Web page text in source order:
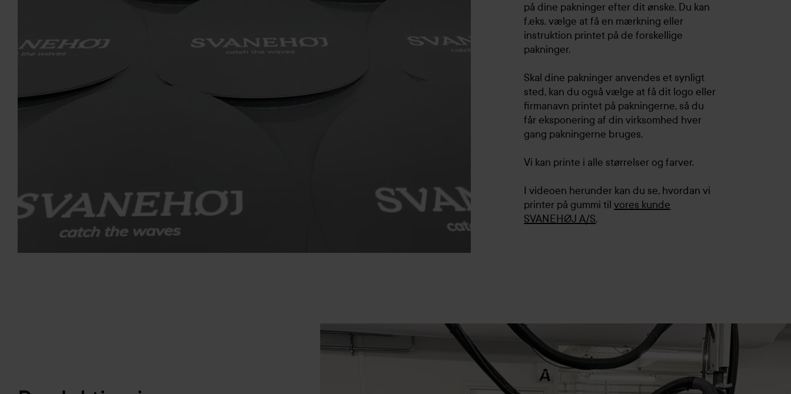
på dine pakninger efter dit ønske. Du kan
f.eks. vælge at få en mærkning eller
instruktion printet på de forskellige
pakninger.
Skal dine pakninger anvendes et synligt
sted, kan du også vælge at få dit logo eller
firmanavn printet på pakningerne, så du
får eksponering af din virksomhed hver
gang pakningerne bruges.
Vi kan printe i alle størrelser og farver.
I videoen herunder kan du se, hvordan vi
printer på gummi tilvores kunde
SVANEHØJ A/S.